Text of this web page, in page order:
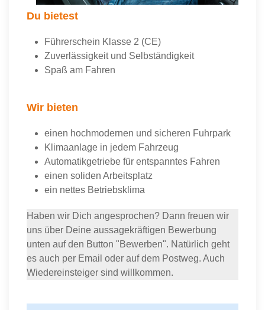
Du bietest
Führerschein Klasse 2 (CE)
Zuverlässigkeit und Selbständigkeit
Spaß am Fahren
Wir bieten
einen hochmodernen und sicheren Fuhrpark
Klimaanlage in jedem Fahrzeug
Automatikgetriebe für entspanntes Fahren
einen soliden Arbeitsplatz
ein nettes Betriebsklima
Ha­ben wir Dich an­ge­spro­chen? Dann freu­en wir
uns über Dei­ne aus­sa­ge­kräf­ti­gen Be­wer­bung
unten auf den Button "Bewerben". Natürlich geht
es auch per Email oder auf dem Post­weg. Auch
Wie­der­ein­stei­ger sind will­kom­men.